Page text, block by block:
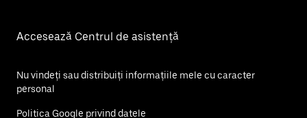
Accesează Centrul de asistență
Nu vindeți sau distribuiți informațiile mele cu caracter
personal
Politica Google privind datele